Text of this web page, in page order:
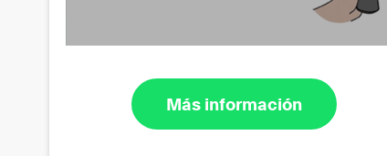
Más información